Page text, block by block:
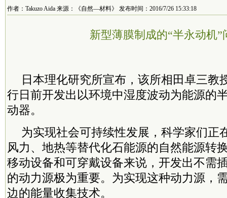
作者：Takuzo Aida 来源：《自然—材料》 发布时间：2016/7/26 15:33:18
新型薄膜制成的“半永动机”
日本理化研究所宣布，该所相田卓三教
行日前开发出以环境中湿度波动为能源的
动器。
为实现社会可持续性发展，科学家们正
风力、地热等替代化石能源的自然能源转
移动设备和可穿戴设备来说，开发出不需
的动力源极为重要。为实现这种动力源，
边的能量收集技术。